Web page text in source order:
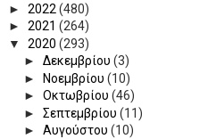
► 2022 (480)
► 2021 (264)
▼ 2020 (293)
► Δεκεμβρίου (3)
►
Νοεμβρίου (10)
► Οκτωβρίου (46)
► Σεπτεμβρίου (11)
► Αυγούστου (10)